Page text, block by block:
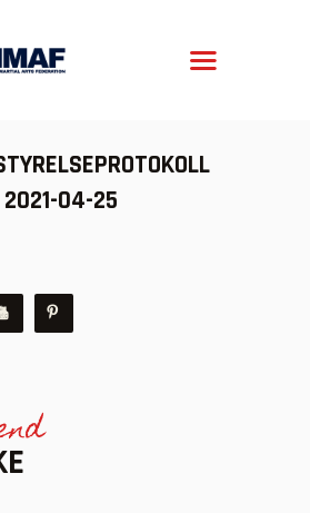
2021-04-25
SMMAF